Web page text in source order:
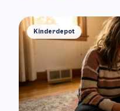
Kinderdepot